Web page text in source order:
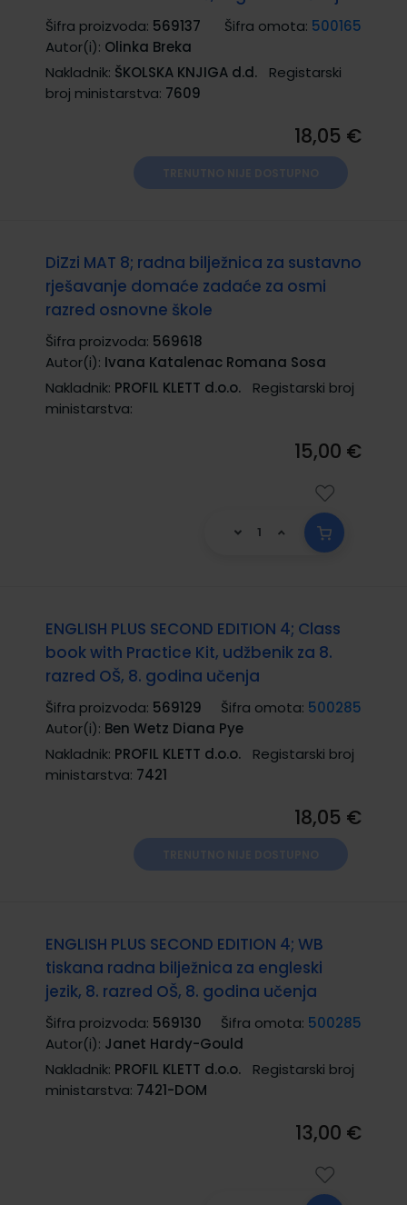
Šifra proizvoda: 569137 Šifra omota: 500165
Autor(i): Olinka Breka
Nakladnik: ŠKOLSKA KNJIGA d.d.
Registarski
broj ministarstva: 7609
18,05 €
DiZzi MAT 8; radna bilježnica za sustavno
rješavanje domaće zadaće za osmi
razred osnovne škole
Šifra proizvoda: 569618
Autor(i): Ivana Katalenac Romana Sosa
Nakladnik: PROFIL KLETT d.o.o.
Registarski broj
ministarstva:
15,00 €
ENGLISH PLUS SECOND EDITION 4; Class
book with Practice Kit, udžbenik za 8.
razred OŠ, 8. godina učenja
Šifra proizvoda: 569129 Šifra omota: 500285
Autor(i): Ben Wetz Diana Pye
Nakladnik: PROFIL KLETT d.o.o.
Registarski broj
ministarstva: 7421
18,05 €
ENGLISH PLUS SECOND EDITION 4; WB
tiskana radna bilježnica za engleski
jezik, 8. razred OŠ, 8. godina učenja
Šifra proizvoda: 569130 Šifra omota: 500285
Autor(i): Janet Hardy-Gould
Nakladnik: PROFIL KLETT d.o.o.
Registarski broj
ministarstva: 7421-DOM
13,00 €